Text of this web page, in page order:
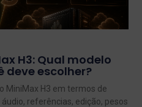
H3: Qual modelo
deve escolher?
MiniMax H3 em termos de
referências, edição, pesos